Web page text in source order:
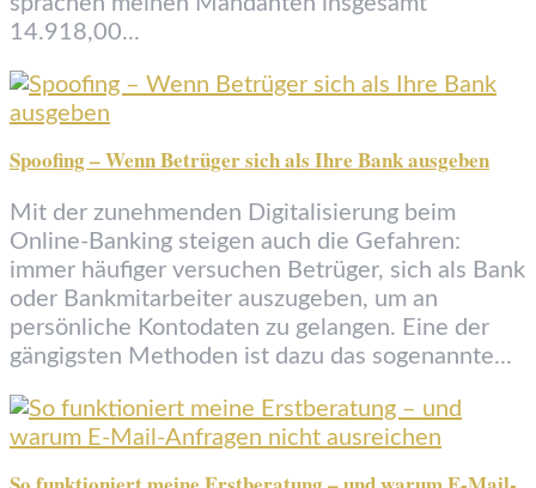
14.918,00...
Spoofing – Wenn Betrüger sich als Ihre Bank ausgeben
Mit der zunehmenden Digitalisierung beim
Online-Banking steigen auch die Gefahren:
immer häufiger versuchen Betrüger, sich als Bank
oder Bankmitarbeiter auszugeben, um an
persönliche Kontodaten zu gelangen. Eine der
gängigsten Methoden ist dazu das sogenannte...